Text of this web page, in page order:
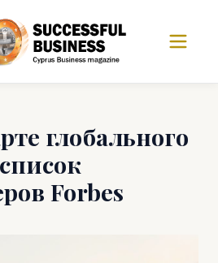
глобального
Forbes